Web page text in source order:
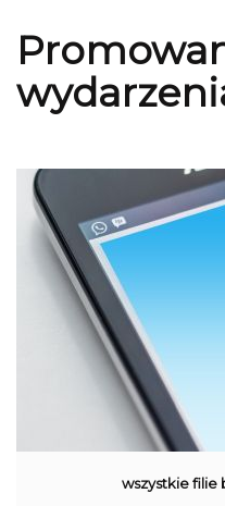
wszystkie filie